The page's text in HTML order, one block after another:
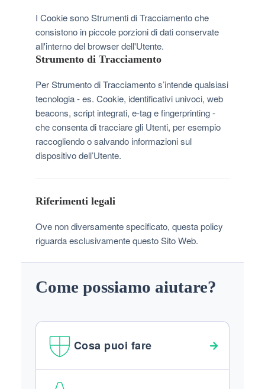
I Cookie sono Strumenti di Tracciamento che
consistono in piccole porzioni di dati conservate
all'interno del browser dell'Utente.
Strumento di Tracciamento
Per Strumento di Tracciamento s’intende qualsiasi
tecnologia - es. Cookie, identificativi univoci, web
beacons, script integrati, e-tag e fingerprinting -
che consenta di tracciare gli Utenti, per esempio
raccogliendo o salvando informazioni sul
dispositivo dell’Utente.
Riferimenti legali
Ove non diversamente specificato, questa policy
riguarda esclusivamente questo Sito Web.
Come possiamo aiutare?
Cosa puoi fare